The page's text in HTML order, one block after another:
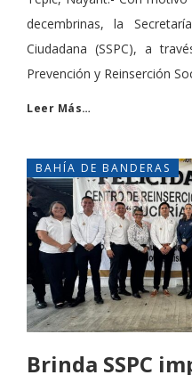
decembrinas, la
Ciudadana (SSPC), a
Prevención y Reinserción
Leer Más…
BAHÍA DE BANDERAS
Brinda SSPC